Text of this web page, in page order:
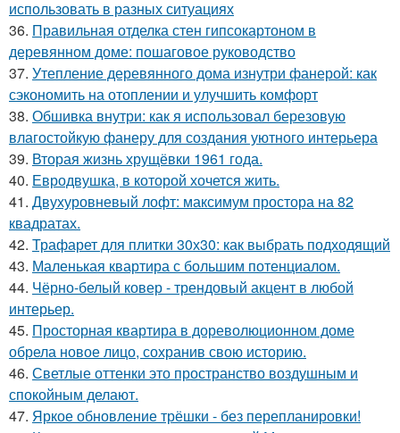
использовать в разных ситуациях
36. Правильная отделка стен гипсокартоном в
деревянном доме: пошаговое руководство
37. Утепление деревянного дома изнутри фанерой: как
сэкономить на отоплении и улучшить комфорт
38. Обшивка внутри: как я использовал березовую
влагостойкую фанеру для создания уютного интерьера
39. Вторая жизнь хрущёвки 1961 года.
40. Евродвушка, в которой хочется жить.
41. Двухуровневый лофт: максимум простора на 82
квадратах.
42. Трафарет для плитки 30х30: как выбрать подходящий
43. Маленькая квартира с большим потенциалом.
44. Чёрно-белый ковер - трендовый акцент в любой
интерьер.
45. Просторная квартира в дореволюционном доме
обрела новое лицо, сохранив свою историю.
46. Светлые оттенки это пространство воздушным и
спокойным делают.
47. Яркое обновление трёшки - без перепланировки!